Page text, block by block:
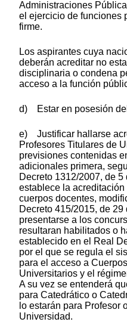
Administraciones
el ejercicio de funciones
firme.
Los aspirantes cuya
deberán acreditar no
disciplinaria o condena
acceso a la función
d) Estar en posesión
e) Justificar hallarse
Profesores Titulares de
previsiones contenidas
adicionales primera,
Decreto 1312/2007, de
establece la
cuerpos docentes,
Decreto 415/2015, de
presentarse a los
resultaran habilitados o
establecido en el Real
por el que se regula el
para el acceso a
Universitarios y el
A su vez se entenderá
para Catedrático o
lo estarán para Profesor
Universidad.